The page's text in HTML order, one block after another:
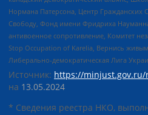
Нормана Патерсона, Центр Гражданских
Свободу, Фонд имени Фридриха
антивоенное сопротивление, Комитет
Stop Occupation of Karelia, Вернись
Либерально-демократическая Лига
Источник: https://
на 13.05.2024
* Сведения реестра НКО,